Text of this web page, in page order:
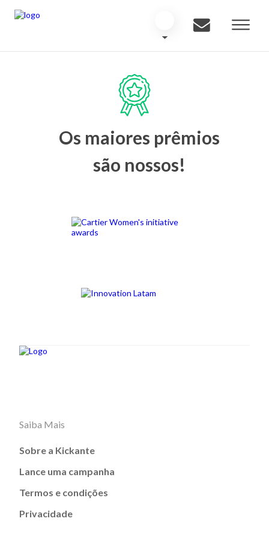
Os maiores prêmios
são nossos!
Saiba Mais
Sobre a Kickante
Lance uma campanha
Termos e condições
Privacidade